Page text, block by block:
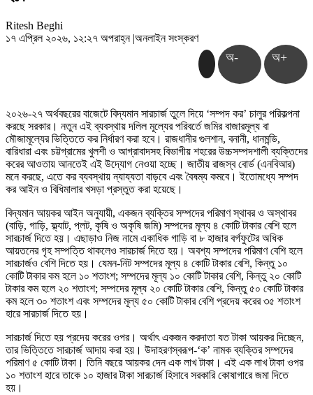
Ritesh Beghi
১৭ এপ্রিল ২০২৬, ১২:২৭ অপরাহ্ন |অনলাইন সংস্করণ
অ- অ+
২০২৬-২৭ অর্থবছরের বাজেটে বিদ্যমান সারচার্জ তুলে দিয়ে ‘সম্পদ কর’ চালুর পরিকল্পনা
করছে সরকার। নতুন এই ব্যবস্থায় দলিল মূল্যের পরিবর্তে জমির বাজারমূল্য বা
মৌজামূল্যের ভিত্তিতে কর নির্ধারণ করা হবে। রাজধানীর গুলশান, বনানী, ধানমন্ডি,
বারিধারা এবং চট্টগ্রামের খুলশী ও আগ্রাবাদসহ বিভাগীয় শহরের উচ্চসম্পদশালী ব্যক্তিদের
করের আওতায় আনতেই এই উদ্যোগ নেওয়া হচ্ছে। জাতীয় রাজস্ব বোর্ড (এনবিআর)
মনে করছে, এতে কর ব্যবস্থায় ন্যায্যতা বাড়বে এবং বৈষম্য কমবে। ইতোমধ্যে সম্পদ
কর আইন ও বিধিমালার খসড়া প্রস্তুত করা হয়েছে।
বিদ্যমান আয়কর আইন অনুযায়ী, একজন ব্যক্তির সম্পদের পরিমাণ স্থাবর ও অস্থাবর
(বাড়ি, গাড়ি, ফ্ল্যাট, প্লট, কৃষি ও অকৃষি জমি) সম্পদের মূল্য ৪ কোটি টাকার বেশি হলে
সারচার্জ দিতে হয়। এছাড়াও নিজ নামে একাধিক গাড়ি বা ৮ হাজার বর্গফুটের অধিক
আয়তনের গৃহ সম্পত্তি থাকলেও সারচার্জ দিতে হয়। অবশ্য সম্পদের পরিমাণ বেশি হলে
সারচার্জও বেশি দিতে হয়। যেমন-নিট সম্পদের মূল্য ৪ কোটি টাকার বেশি, কিন্তু ১০
কোটি টাকার কম হলে ১০ শতাংশ; সম্পদের মূল্য ১০ কোটি টাকার বেশি, কিন্তু ২০ কোটি
টাকার কম হলে ২০ শতাংশ; সম্পদের মূল্য ২০ কোটি টাকার বেশি, কিন্তু ৫০ কোটি টাকার
কম হলে ৩০ শতাংশ এবং সম্পদের মূল্য ৫০ কোটি টাকার বেশি প্রদেয় করের ৩৫ শতাংশ
হারে সারচার্জ দিতে হয়।
সারচার্জ দিতে হয় প্রদেয় করের ওপর। অর্থাৎ একজন করদাতা যত টাকা আয়কর দিচ্ছেন,
তার ভিত্তিতে সারচার্জ আদায় করা হয়। উদাহরণস্বরূপ-‘ক’ নামক ব্যক্তির সম্পদের
পরিমাণ ৫ কোটি টাকা। তিনি বছরে আয়কর দেন এক লাখ টাকা। এই এক লাখ টাকা ওপর
১০ শতাংশ হারে তাকে ১০ হাজার টাকা সারচার্জ হিসাবে সরকারি কোষাগারে জমা দিতে
হয়।